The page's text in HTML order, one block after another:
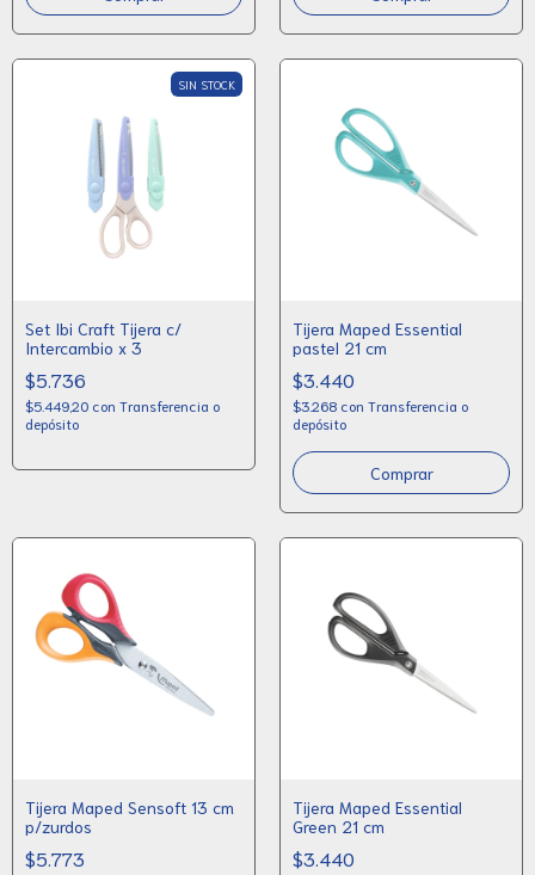
SIN STOCK
Set Ibi Craft Tijera c/
Intercambio x 3
$5.736
$5.449,20 con Transferencia o
depósito
Tijera Maped Essential
pastel 21 cm
$3.440
$3.268 con Transferencia o
depósito
Tijera Maped Sensoft 13 cm
p/zurdos
$5.773
Tijera Maped Essential
Green 21 cm
$3.440